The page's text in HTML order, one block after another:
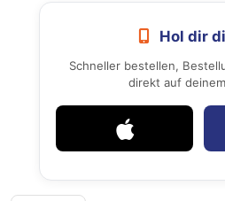
Hol dir
Schneller bestellen,
direkt auf